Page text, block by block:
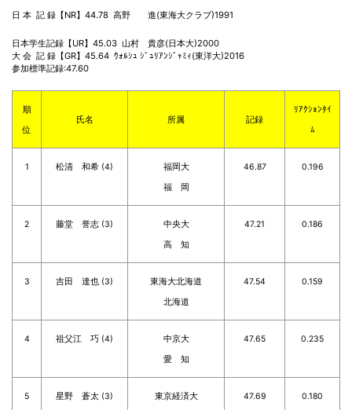
日 本  記 録【NR】44.78  高野　　進(東海大クラブ)1991
日本学生記録【UR】45.03  山村　貴彦(日本大)2000
大 会  記 録【GR】45.64  ｳｫﾙｼｭ ｼﾞｭﾘｱﾝｼﾞｬﾐｨ(東洋大)2016
参加標準記録:47.60
順
位
氏名 所属 記録
ﾘｱｸｼｮﾝﾀｲ
ﾑ
1 松清 和希 (4)
福岡大
福 岡
46.87 0.196
2 藤堂 誉志 (3)
中央大
高 知
47.21 0.186
3 吉田 達也 (3)
東海大北海道
北海道
47.54 0.159
4 祖父江 巧 (4)
中京大
愛 知
47.65 0.235
5 星野 蒼太 (3)
東京経済大
47.69 0.180